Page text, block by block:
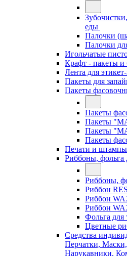
еды
Палочки
Палочки
Игольчатые
Крафт - пакеты и
Лента для
Пакеты для
Пакеты
Пакеты
Пакеты
Пакеты
Пакеты
Печати и штампы
Риббоны, фольга
Риббоны,
Риббон
Риббон
Риббон
Фольга для
Цветные
Средства
Перчатки,
Нарукавники,